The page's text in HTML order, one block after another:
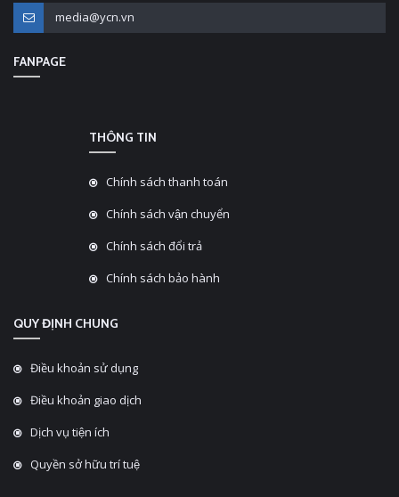
media@ycn.vn
FANPAGE
THÔNG TIN
Chính sách thanh toán
Chính sách vận chuyển
Chính sách đổi trả
Chính sách bảo hành
QUY ĐỊNH CHUNG
Điều khoản sử dụng
Điều khoản giao dịch
Dịch vụ tiện ích
Quyền sở hữu trí tuệ